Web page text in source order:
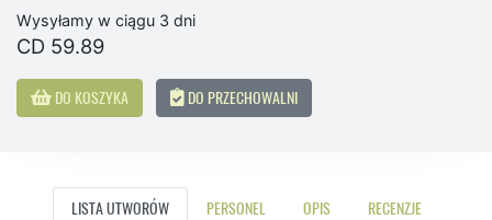
Wysyłamy w ciągu 3 dni
CD 59.89
DO KOSZYKA DO PRZECHOWALNI
LISTA UTWORÓW PERSONEL OPIS RECENZJE